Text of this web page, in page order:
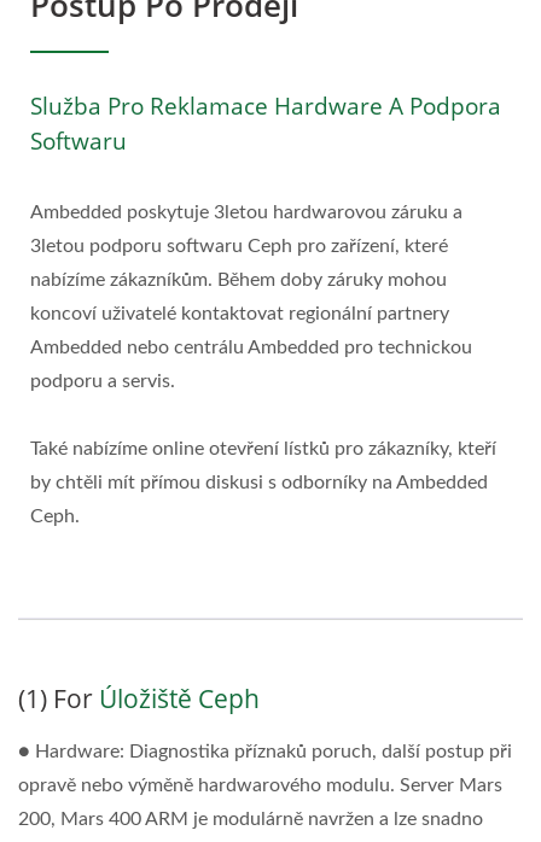
Služba Pro Reklamace Hardware A Podpora
Softwaru
Ambedded poskytuje 3letou hardwarovou záruku a
3letou podporu softwaru Ceph pro zařízení, které
nabízíme zákazníkům. Během doby záruky mohou
koncoví uživatelé kontaktovat regionální partnery
Ambedded nebo centrálu Ambedded pro technickou
podporu a servis.
Také nabízíme online otevření lístků pro zákazníky, kteří
by chtěli mít přímou diskusi s odborníky na Ambedded
Ceph.
(1) For Úložiště Ceph
● Hardware: Diagnostika příznaků poruch, další postup při
opravě nebo výměně hardwarového modulu. Server Mars
200, Mars 400 ARM je modulárně navržen a lze snadno